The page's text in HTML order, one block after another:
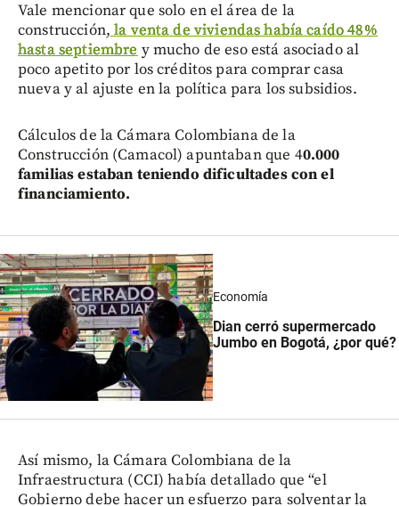
Vale mencionar que solo en el área de la
construcción, la venta de viviendas había caído 48%
hasta septiembre y mucho de eso está asociado al
poco apetito por los créditos para comprar casa
nueva y al ajuste en la política para los subsidios.
Cálculos de la Cámara Colombiana de la
Construcción (Camacol) apuntaban que 40.000
familias estaban teniendo dificultades con el
financiamiento.
Economía
Dian cerró supermercado
Jumbo en Bogotá, ¿por qué?
Así mismo, la Cámara Colombiana de la
Infraestructura (CCI) había detallado que “el
Gobierno debe hacer un esfuerzo para solventar la